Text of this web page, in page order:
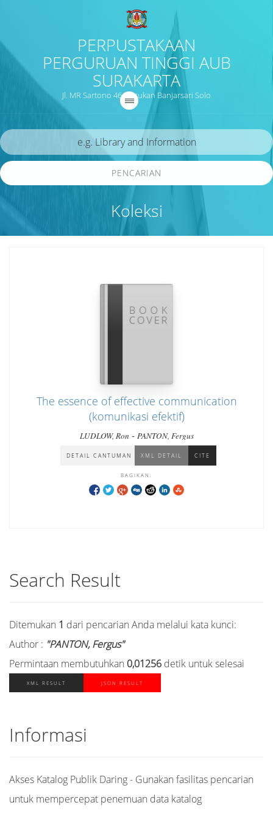
PERPUSTAKAAN
PERGURUAN TINGGI AUB
SURAKARTA
Jl. MR Sartono 46 Nusukan Banjarsari Solo
Koleksi
PENCARIAN
The essence of effective communication
(komunikasi efektif)
LUDLOW, Ron - PANTON, Fergus
DETAIL CANTUMAN XML DETAIL CITE
BAGIKAN:
Search Result
Ditemukan 1 dari pencarian Anda melalui kata kunci:
Author : "PANTON, Fergus"
Permintaan membutuhkan 0,01256 detik untuk selesai
XML RESULT JSON RESULT
Informasi
Akses Katalog Publik Daring - Gunakan fasilitas pencarian
untuk mempercepat penemuan data katalog